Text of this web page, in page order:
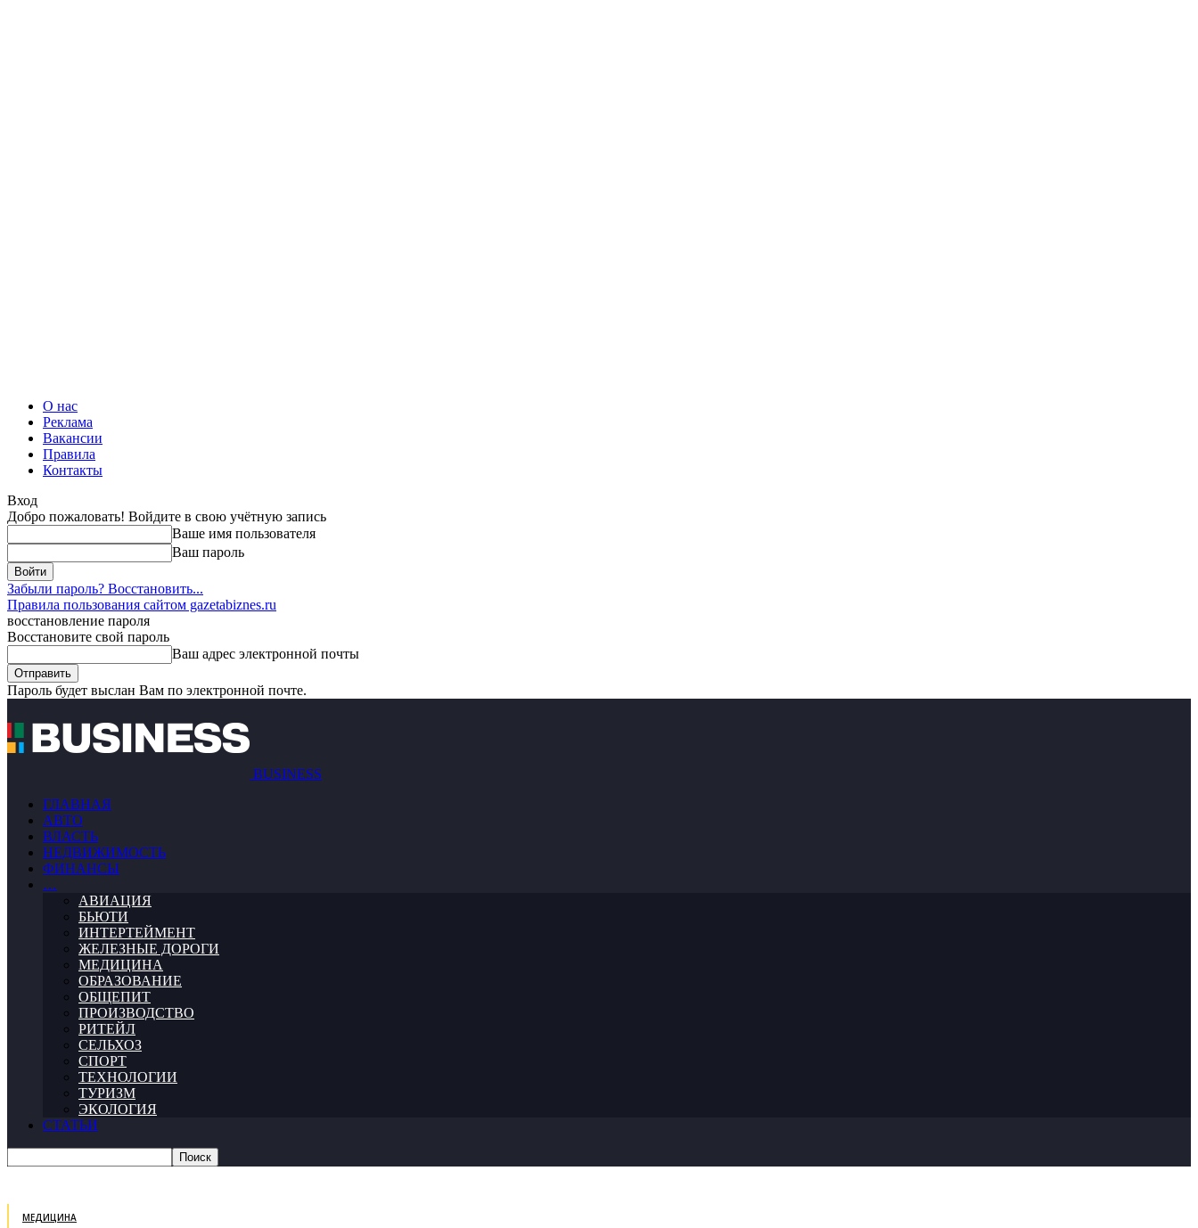
О нас
Реклама
Вакансии
Правила
Контакты
Вход
Добро пожаловать! Войдите в свою учётную запись
Ваше имя пользователя
Ваш пароль
Забыли пароль? Восстановить...
Правила пользования сайтом gazetabiznes.ru
восстановление пароля
Восстановите свой пароль
Ваш адрес электронной почты
Пароль будет выслан Вам по электронной почте.
BUSINESS
ГЛАВНАЯ
АВТО
ВЛАСТЬ
НЕДВИЖИМОСТЬ
ФИНАНСЫ
…
АВИАЦИЯ
БЬЮТИ
ИНТЕРТЕЙМЕНТ
ЖЕЛЕЗНЫЕ ДОРОГИ
МЕДИЦИНА
ОБРАЗОВАНИЕ
ОБЩЕПИТ
ПРОИЗВОДСТВО
РИТЕЙЛ
СЕЛЬХОЗ
СПОРТ
ТЕХНОЛОГИИ
ТУРИЗМ
ЭКОЛОГИЯ
СТАТЬИ
МЕДИЦИНА